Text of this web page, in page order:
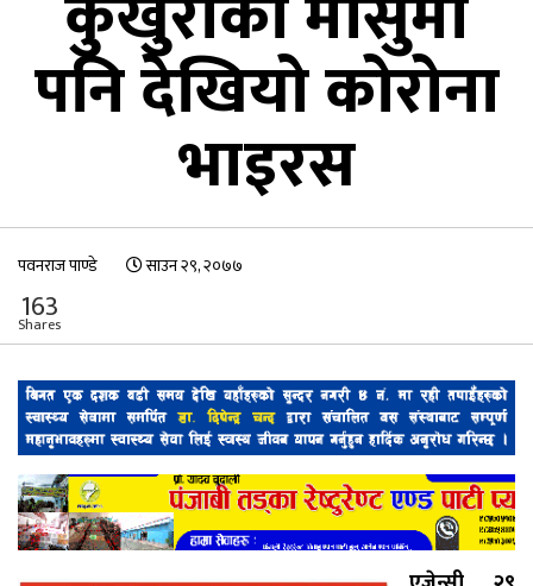
पनि देखियो कोरोना
भाइरस
पवनराज पाण्डे साउन २९, २०७७
163
Shares